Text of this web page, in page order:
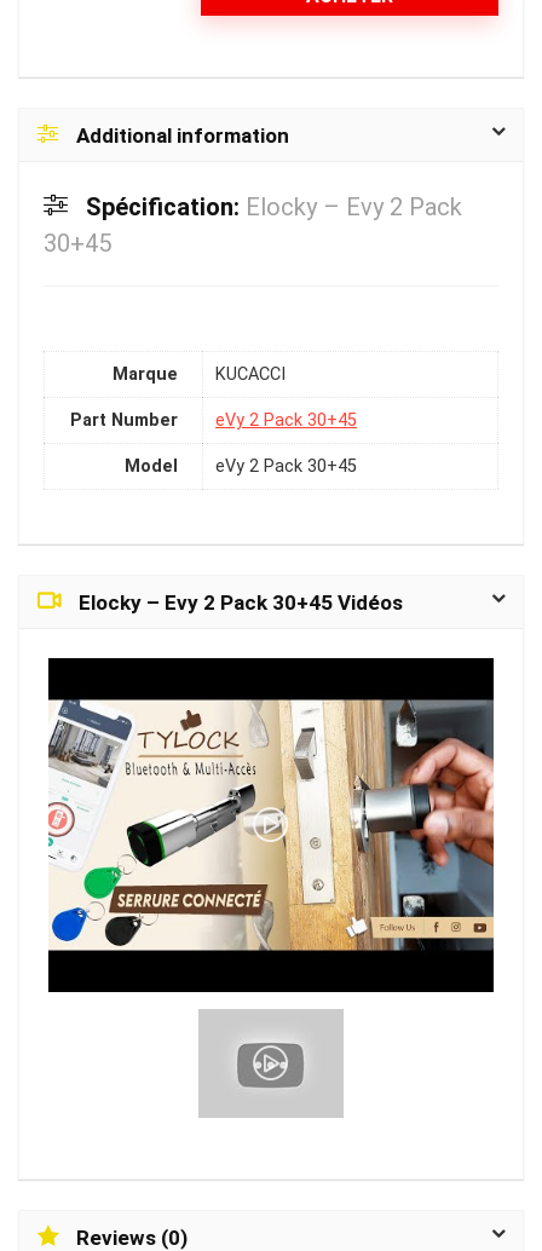
Additional information
Spécification: Elocky – Evy 2 Pack
30+45
Marque KUCACCI
Part Number eVy 2 Pack 30+45
Model eVy 2 Pack 30+45
Elocky – Evy 2 Pack 30+45 Vidéos
Reviews (0)